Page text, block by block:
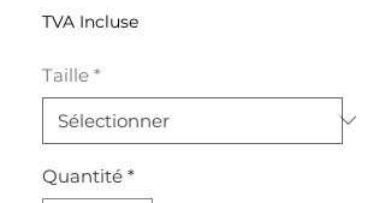
TVA Incluse
Taille *
Quantité *